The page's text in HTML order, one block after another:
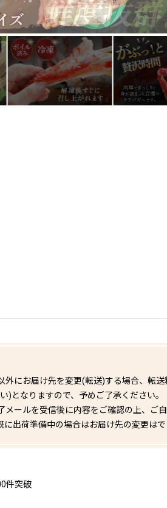
にお届け先を変更(転送)する場合、転送
)となりますので、予めご了承ください。
メールを受信後に内容をご確認の上、ご
出荷準備中の場合はお届け先の変更は
件突破